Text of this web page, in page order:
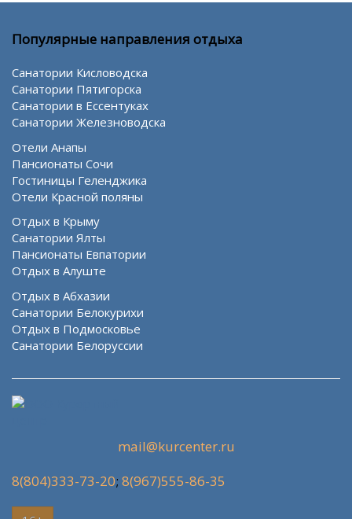
Популярные направления отдыха
Санатории Кисловодска
Санатории Пятигорска
Санатории в Ессентуках
Санатории Железноводска
Отели Анапы
Пансионаты Сочи
Гостиницы Геленджика
Отели Красной поляны
Отдых в Крыму
Санатории Ялты
Пансионаты Евпатории
Отдых в Алуште
Отдых в Абхазии
Санатории Белокурихи
Отдых в Подмосковье
Санатории Белоруссии
mail@kurcenter.ru
8(804)333-73-20; 8(967)555-86-35